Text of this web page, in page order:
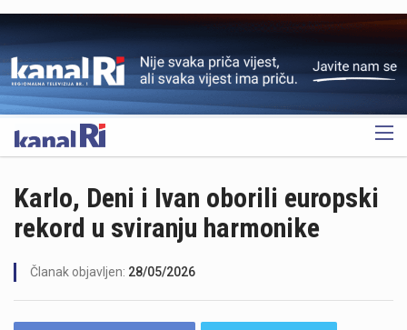
OGLAS
Karlo, Deni i Ivan oborili europski
rekord u sviranju harmonike
Članak objavljen: 28/05/2026